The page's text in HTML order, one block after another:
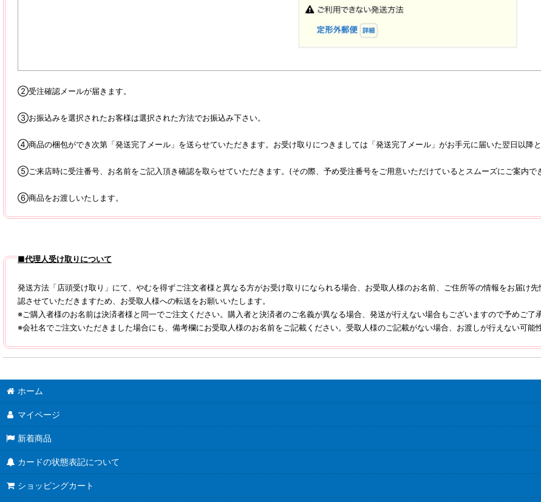
②受注確認メールが届きます。
③お振込みを選択されたお客様は選択された方法でお振込み下さい。
④商品の梱包ができ次第「発送完了メール」を送らせていただきます。お受け取りにつきましては「発送完了メール」がお手元に届いた翌日以降と
⑤ご来店時に受注番号、お名前をご記入頂き確認を取らせていただきます。(その際、予め受注番号をご用意いただけているとスムーズにご案内で
⑥商品をお渡しいたします。
■代理人受け取りについて
発送方法「店頭受け取り」にて、やむを得ずご注文者様と異なる方がお受け取りになられる場合、お受取人様のお名前、ご住所等の情報をお届け
認させていただきますため、お受取人様への転送をお願いいたします。
※ご購入者様のお名前は決済者様と同一でご注文ください。購入者と決済者のご名義が異なる場合、発送が行えない場合もございますので予めご了
※会社名でご注文いただきました場合にも、備考欄にお受取人様のお名前をご記載ください。受取人様のご記載がない場合、お渡しが行えない可能
ホーム
マイページ
新着商品
カードの状態表記について
ショッピングカート